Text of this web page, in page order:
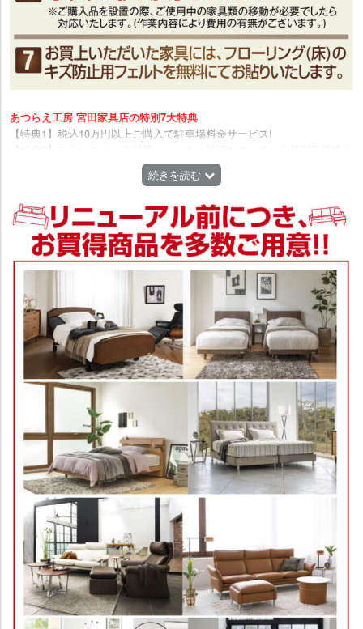
あつらえ工房 宮田家具店の特別7大特典
【特典1】税込10万円以上ご購入で駐車場料金サービス!
てご提供! ※ショールームに展示の無い、公式カタログやホームページに
掲載されている製品も対象となります。
お使いの不要となる同等品を配送時に引取対応致します。
【特典4】配送日の指定、配送時間の指定、承ります。 ※先約ありの場合
はお断りさせて頂く場合もございます
【特典5】新築・引越など、必要な時期まで無料にて保管致します。 ※最
【特典6】家具の移動 承ります。 ※ご購入品を設置の際、ご使用中の家
具類の移動が必要でしたら対応いたします。(作業内容により費用の有無
がございます。)
【特典7】お買上いただいた家具には、フローリング(床)のキズ防止用フ
ェルトを無料にてお貼りいたします。
続きを読む